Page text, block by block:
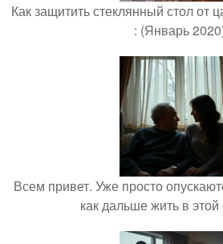
Как защитить стеклянный стол от
: (Январь
Всем привет. Уже просто
как дальше жить в этой